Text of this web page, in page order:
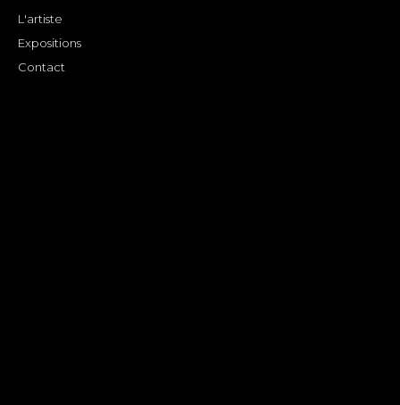
L'artiste
Expositions
Contact